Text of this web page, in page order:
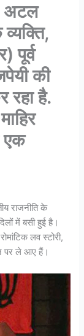
अटल
पूर्व
की
रहा है.
एक
राजनीति के
में बसी हुई है।
लव स्टोरी,
पर ले आए हैं।